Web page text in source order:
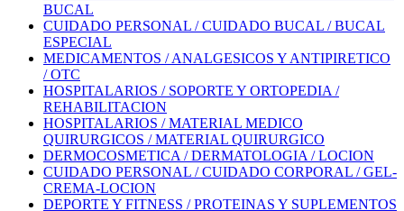
BUCAL
CUIDADO PERSONAL / CUIDADO BUCAL / BUCAL
ESPECIAL
MEDICAMENTOS / ANALGESICOS Y ANTIPIRETICO
/ OTC
HOSPITALARIOS / SOPORTE Y ORTOPEDIA /
REHABILITACION
HOSPITALARIOS / MATERIAL MEDICO
QUIRURGICOS / MATERIAL QUIRURGICO
DERMOCOSMETICA / DERMATOLOGIA / LOCION
CUIDADO PERSONAL / CUIDADO CORPORAL / GEL-
CREMA-LOCION
DEPORTE Y FITNESS / PROTEINAS Y SUPLEMENTOS